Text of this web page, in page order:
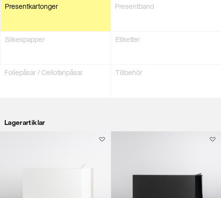
Present­kartonger Presentband
Silkes­papper Etiketter
Foliepåsar / Cellofan­påsar Tillbehör
Lagerartiklar